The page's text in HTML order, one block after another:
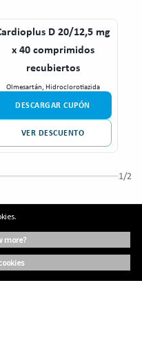
D 20/12,5 mg
x 40 comprimidos
recubiertos
Olmesartán, Hidroclorotiazida
DESCARGAR CUPÓN
VER DESCUENTO
1/2
more?